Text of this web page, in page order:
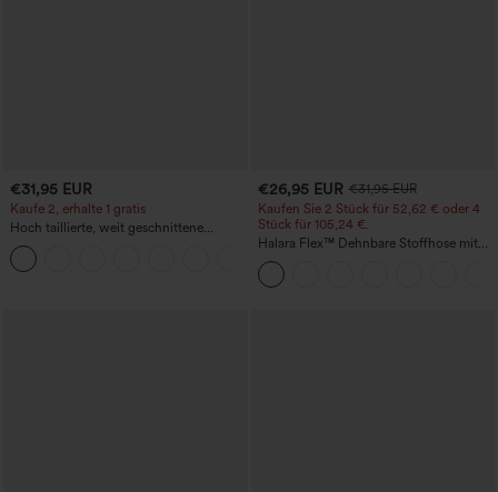
€31,95 EUR
Kaufe 2, erhalte 1 gratis
Hoch taillierte, weit geschnittene
Freizeithose aus Leinenmischung mit
Kordelzug und Taschen
€26,95 EUR €31,95 EUR
Kaufen Sie 2 Stück für 52,62 € oder 4
Stück für 105,24 €.
Halara Flex™ Dehnbare Stoffhose mit
hohem Bund, Waffelmuster,
Seitentaschen und weitem Bein